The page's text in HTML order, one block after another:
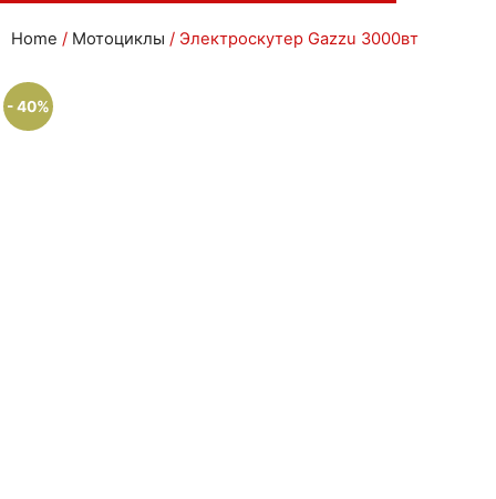
Home / Мотоциклы / Электроскутер Gazzu 3000вт
- 40%